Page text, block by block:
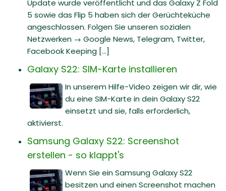
Update wurde veröffentlicht und das Galaxy Z Fold
5 sowie das Flip 5 haben sich der Gerüchteküche
angeschlossen. Folgen Sie unseren sozialen
Netzwerken → Google News, Telegram, Twitter,
Facebook Keeping [...]
Galaxy S22: SIM-Karte installieren
In unserem Hilfe-Video zeigen wir dir, wie
du eine SIM-Karte in dein Galaxy S22
einsetzt und sie, falls erforderlich,
aktivierst.
Samsung Galaxy S22: Screenshot
erstellen - so klappt's
Wenn Sie ein Samsung Galaxy S22
besitzen und einen Screenshot machen